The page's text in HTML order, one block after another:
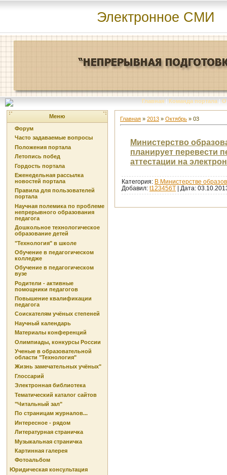
Электронное СМИ
Главная | Команда портала | О
Меню
Форум
Часто задаваемые вопросы
Положения портала
Летопись побед
Гордость портала
Еженедельная рассылка
новостей портала
Правила для пользователей
портала
Научная полемика по проблеме
непрерывного образования
педагога
Дошкольное технологическое
образование детей
"Технология" в школе
Обучение в педагогическом
колледже
Обучение в педагогическом
вузе
Родители - активные
помощники педагогов
Повышение квалификации
педагога
Соискателям учёных степеней
Научный календарь
Материалы конференций
Олимпиады, конкурсы России
Ученые в образовательной
области "Технология"
Жизнь замечательных учёных"
Глоссарий
Электронная библиотека
Тематический каталог сайтов
"Читальный зал"
По страницам журналов...
Интересное - рядом
Литературная страничка
Музыкальная страничка
Картинная галерея
Фотоальбом
Юридическая консультация
Главная » 2013 » Октябрь » 03
Министерство
планирует перевести
аттестации на
Категория: В Министерстве
Добавил: t123456T | Дата: